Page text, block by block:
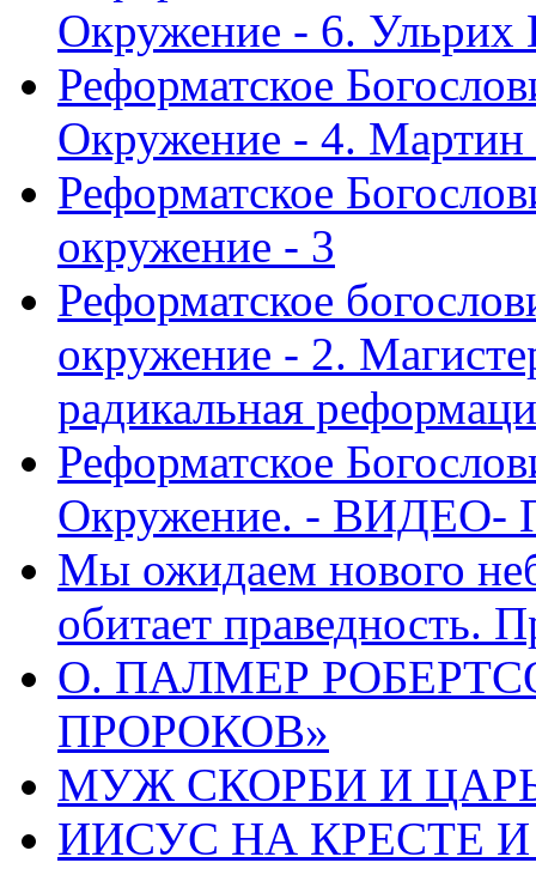
Окружение - 6. Ульрих
Реформатское
Окружение - 4.
Реформатское
окружение - 3
Реформатское
окружение - 2.
радикальная
Реформатское
Окружение. - ВИДЕО-
Мы ожидаем нового
обитает праведность.
О. ПАЛМЕР
ПРОРОКОВ»
МУЖ СКОРБИ И ЦАРЬ
ИИСУС НА КРЕСТЕ